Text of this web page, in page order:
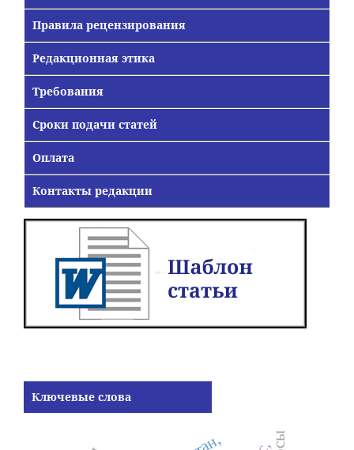
Правила рецензирования
Редакционная этика
Требования
Сроки подачи статей
Оплата
Контакты редакции
Ключевые слова